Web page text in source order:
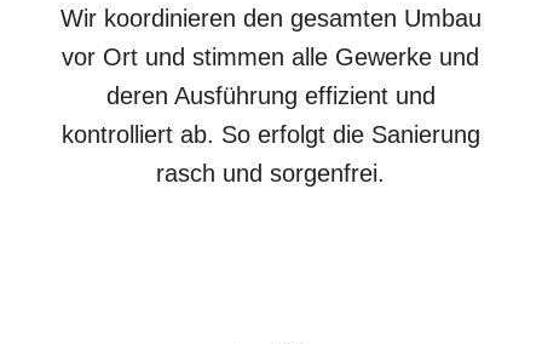
Wir koordinieren den gesamten Umbau
vor Ort und stimmen alle Gewerke und
deren Ausführung effizient und
kontrolliert ab. So erfolgt die Sanierung
rasch und sorgenfrei.